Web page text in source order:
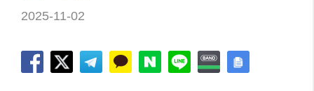
2025-11-02